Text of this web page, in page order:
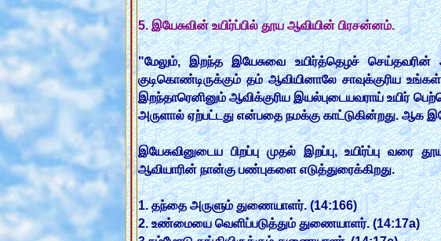
5. இயேசுவின் உயிர்ப்பில் தூய ஆவியின் பிரசன்னம்.
"மேலும், இறந்த இயேசுவை உயிர்த்தெழச்
குடிகொண்டிருக்கும் தம் ஆவியினாலே சாவுக்குரிய
இறந்தாரெனினும் ஆவிக்குரிய இயல்புடையவராய் உயிர்
அருளால் ஏற்பட்டது என்பதை நமக்கு காட்டுகின்றது. ஆக
இயேசுவினுடைய பிறப்பு முதல் இறப்பு, உயிர்ப்பு
ஆவியாரின் நான்கு பண்புகளை எடுத்துரைக்கிறது.
1. தந்தை அருளும் துணையாளர். (14:166)
2. உண்மையை வெளிப்படுத்தும் துணையாளர். (14:17a)